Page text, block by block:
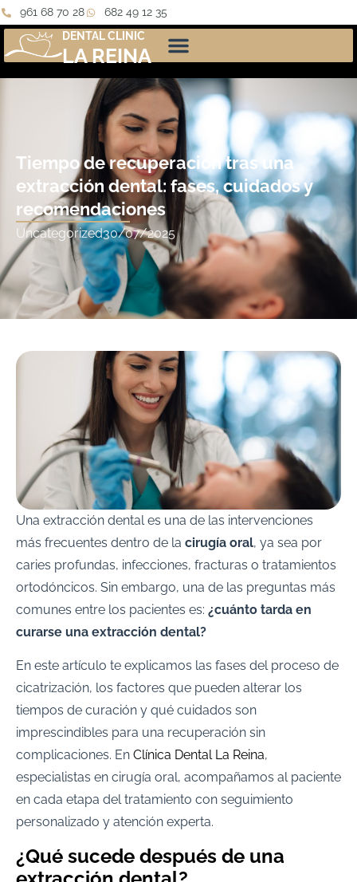
961 68 70 28
682 49 12 35
DENTAL CLINIC
LA REINA
Tiempo de recuperación tras una
extracción dental: fases, cuidados y
recomendaciones
Uncategorized30/07/2025
Una extracción dental es una de las intervenciones
más frecuentes dentro de la cirugía oral, ya sea por
caries profundas, infecciones, fracturas o tratamientos
ortodóncicos. Sin embargo, una de las preguntas más
comunes entre los pacientes es: ¿cuánto tarda en
curarse una extracción dental?
En este artículo te explicamos las fases del proceso de
cicatrización, los factores que pueden alterar los
tiempos de curación y qué cuidados son
imprescindibles para una recuperación sin
complicaciones. En Clínica Dental La Reina,
especialistas en cirugía oral, acompañamos al paciente
en cada etapa del tratamiento con seguimiento
personalizado y atención experta.
¿Qué sucede después de una